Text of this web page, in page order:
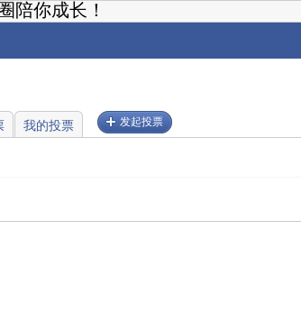
陪你成长！
我的投票 发起投票